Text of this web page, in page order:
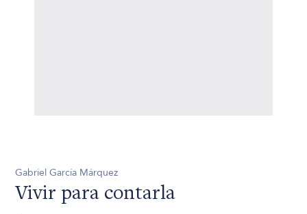
Gabriel García Márquez
Vivir para contarla